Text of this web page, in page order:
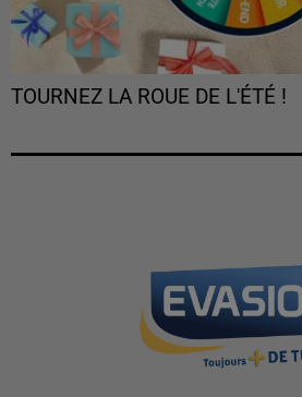
TOURNEZ LA ROUE DE L'ÉTÉ !